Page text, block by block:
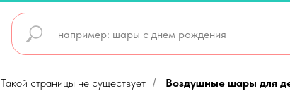
Такой страницы не существует / Воздушные шары для